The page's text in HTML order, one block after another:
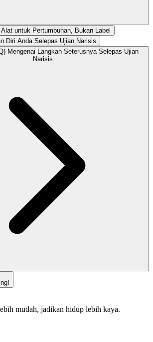
untuk Pertumbuhan, Bukan Label
Diri Anda Selepas Ujian Narisis
Mengenai Langkah Seterusnya Selepas Ujian
Narisis
mudah, jadikan hidup lebih kaya.